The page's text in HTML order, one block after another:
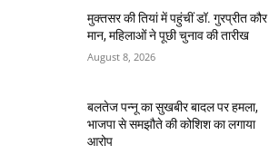
मुक्तसर की तियां में पहुंचीं डॉ. गुरप्रीत कौर
मान, महिलाओं ने पूछी चुनाव की तारीख
August 8, 2026
बलतेज पन्नू का सुखबीर बादल पर हमला,
भाजपा से समझौते की कोशिश का लगाया
आरोप